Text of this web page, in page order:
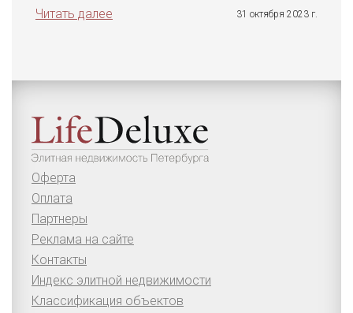
Читать далее
31 октября 2023 г.
Оферта
Оплата
Партнеры
Реклама на сайте
Контакты
Индекс элитной недвижимости
Классификация объектов